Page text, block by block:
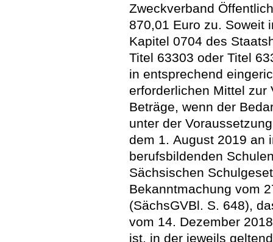
Zweckverband
870,01 Euro zu. Soweit
Kapitel 0704 des
Titel 63303 oder Titel
in entsprechend
erforderlichen Mittel zur
Beträge, wenn der
unter der
dem 1. August 2019 an
berufsbildenden
Sächsischen
Bekanntmachung vom
(SächsGVBl. S. 648),
vom 14. Dezember
ist, in der jeweils